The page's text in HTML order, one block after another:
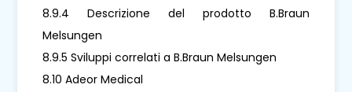
8.9.4 Descrizione del prodotto B.Braun
Melsungen
8.9.5 Sviluppi correlati a B.Braun Melsungen
8.10 Adeor Medical